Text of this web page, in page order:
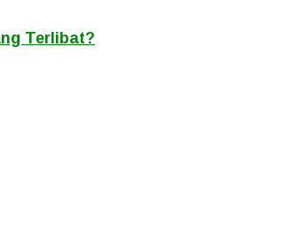
Terlibat?